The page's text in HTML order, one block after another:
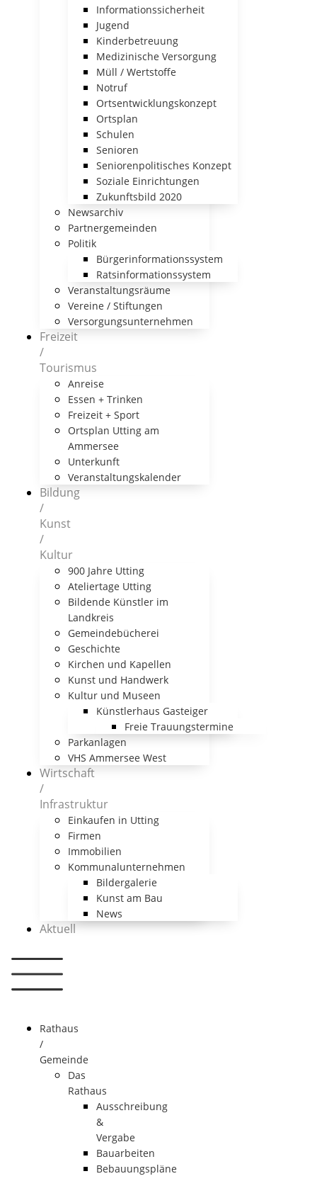
Informationssicherheit
Jugend
Kinderbetreuung
Medizinische Versorgung
Müll / Wertstoffe
Notruf
Ortsentwicklungskonzept
Ortsplan
Schulen
Senioren
Seniorenpolitisches Konzept
Soziale Einrichtungen
Zukunftsbild 2020
Newsarchiv
Partnergemeinden
Politik
Bürgerinformationssystem
Ratsinformationssystem
Veranstaltungsräume
Vereine / Stiftungen
Versorgungsunternehmen
Freizeit
/
Tourismus
Anreise
Essen + Trinken
Freizeit + Sport
Ortsplan Utting am
Ammersee
Unterkunft
Veranstaltungskalender
Bildung
/
Kunst
/
Kultur
900 Jahre Utting
Ateliertage Utting
Bildende Künstler im
Landkreis
Gemeindebücherei
Geschichte
Kirchen und Kapellen
Kunst und Handwerk
Kultur und Museen
Künstlerhaus Gasteiger
Freie Trauungstermine
Parkanlagen
VHS Ammersee West
Wirtschaft
/
Infrastruktur
Einkaufen in Utting
Firmen
Immobilien
Kommunalunternehmen
Bildergalerie
Kunst am Bau
News
Aktuell
Rathaus
/
Gemeinde
Das
Rathaus
Ausschreibung
&
Vergabe
Bauarbeiten
Bebauungspläne